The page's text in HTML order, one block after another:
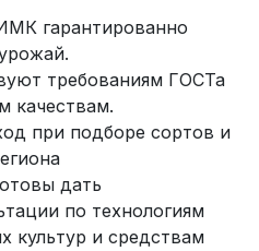
гарантированно
требованиям ГОСТа
качествам.
при подборе сортов и
дать
по технологиям
культур и средствам